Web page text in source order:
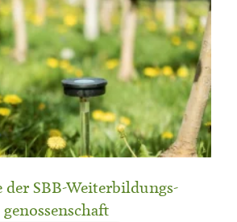
der SBB-Weiterbildungs-
genossenschaft